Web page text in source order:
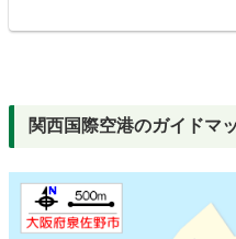
関西国際空港のガイドマ